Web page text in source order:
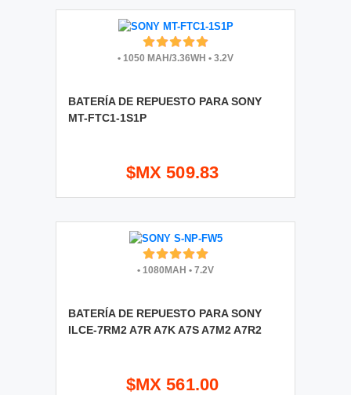
• 1050 MAH/3.36WH • 3.2V
BATERÍA DE REPUESTO PARA SONY
MT-FTC1-1S1P
$MX 509.83
• 1080MAH • 7.2V
BATERÍA DE REPUESTO PARA SONY
ILCE-7RM2 A7R A7K A7S A7M2 A7R2
$MX 561.00